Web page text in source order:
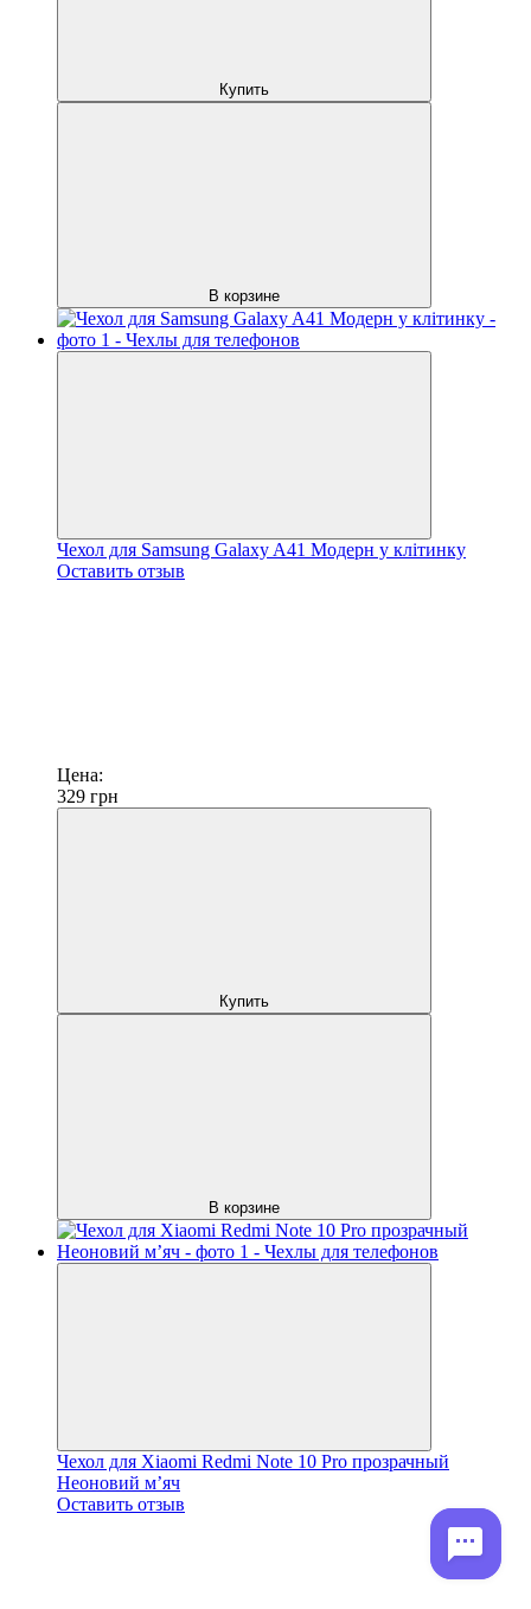
Купить
В корзине
Чехол для Samsung Galaxy A41 Модерн у клітинку
Оставить отзыв
Цена:
329 грн
Купить
В корзине
Чехол для Xiaomi Redmi Note 10 Pro прозрачный
Неоновий мʼяч
Оставить отзыв